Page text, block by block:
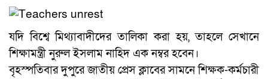
যদি বিশ্বে মিথ্যাবাদীদের তালিকা করা হয়, তাহলে সেখানে
শিক্ষামন্ত্রী নুরুল ইসলাম নাহিদ এক নম্বর হবেন।
বৃহস্পতিবার দুপুরে জাতীয় প্রেস ক্লাবের সামনে শিক্ষক-কর্মচারী